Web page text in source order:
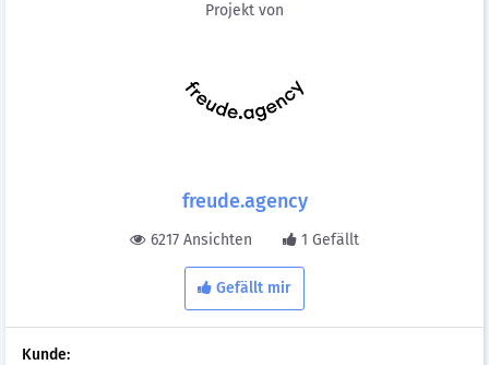
Projekt von
freude.agency
6217 Ansichten 1 Gefällt
Gefällt mir
Kunde: